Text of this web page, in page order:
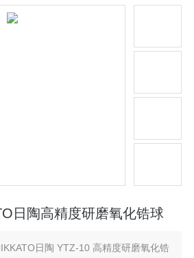
日陶高精度研磨氧化锆球
日陶 YTZ-10 高精度研磨氧化锆